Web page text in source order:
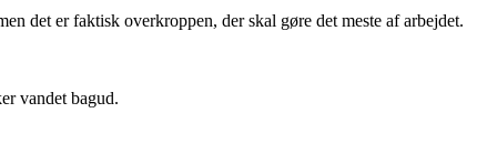
det er faktisk overkroppen, der skal gøre det meste af arbejdet.
vandet bagud.